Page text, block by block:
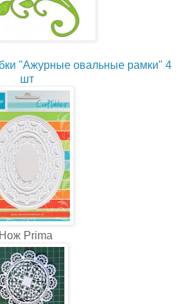
"Ажурные овальные рамки" 4
шт
Нож Prima